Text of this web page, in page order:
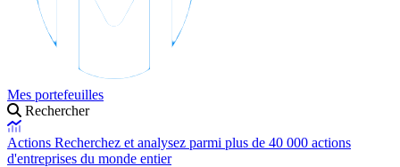
Mes portefeuilles
Rechercher
Actions Recherchez et analysez parmi plus de 40 000 actions
d'entreprises du monde entier